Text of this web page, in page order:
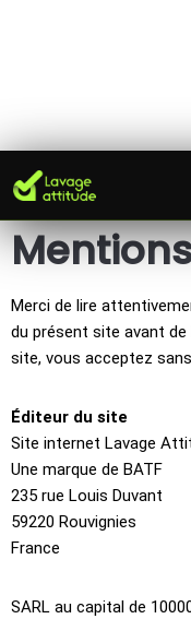
au
contenu
Merci de lire
du présent site avant
site, vous acceptez
Éditeur du site
Site internet Lavage
Une marque de BATF
235 rue Louis Duvant
59220 Rouvignies
France
SARL au capital de